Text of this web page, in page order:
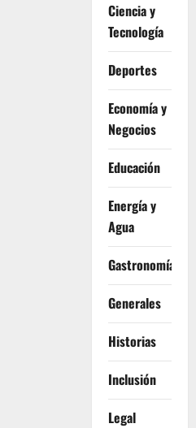
Ciencia y
Tecnología
Deportes
Economía y
Negocios
Educación
Energía y
Agua
Gastronomía
Generales
Historias
Inclusión
Legal